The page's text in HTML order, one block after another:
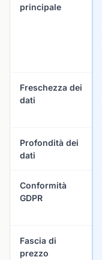
principale
Freschezza dei
dati
Profondità dei
dati
Conformità
GDPR
Fascia di
prezzo